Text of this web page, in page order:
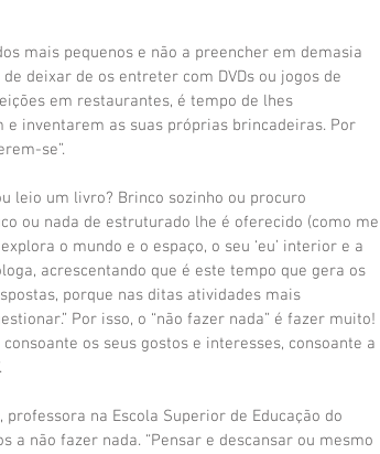
mais pequenos e não a preencher em demasia
deixar de os entreter com DVDs ou jogos de
em restaurantes, é tempo de lhes
inventarem as suas próprias brincadeiras. Por
se”.
leio um livro? Brinco sozinho ou procuro
ou nada de estruturado lhe é oferecido (como me
o mundo e o espaço, o seu ‘eu’ interior e a
acrescentando que é este tempo que gera os
porque nas ditas atividades mais
Por isso, o “não fazer nada” é fazer muito!
os seus gostos e interesses, consoante a
na Escola Superior de Educação do
a não fazer nada. “Pensar e descansar ou mesmo